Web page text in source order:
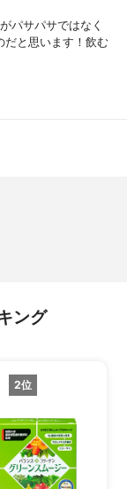
パサパサではなく
と思います！飲む
ング
2位